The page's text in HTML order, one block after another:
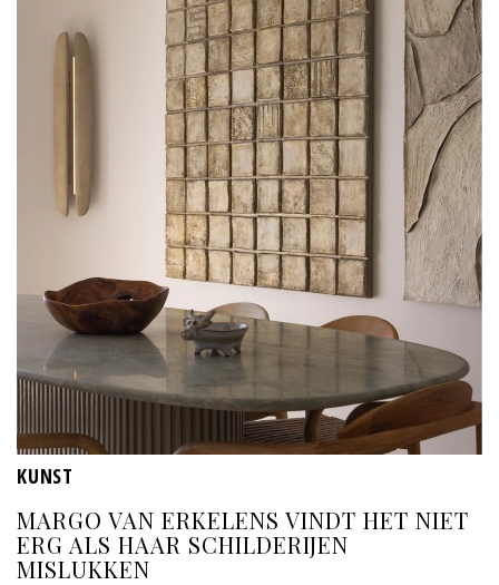
KUNST
MARGO VAN ERKELENS VINDT HET NIET
ERG ALS HAAR SCHILDERIJEN
MISLUKKEN